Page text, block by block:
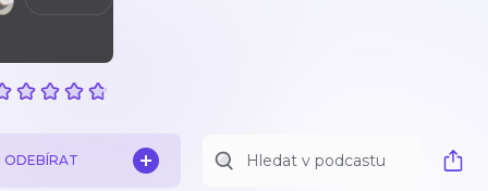
ODEBÍRAT